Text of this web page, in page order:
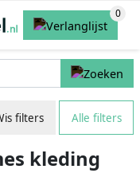
filters Alle filters
kleding